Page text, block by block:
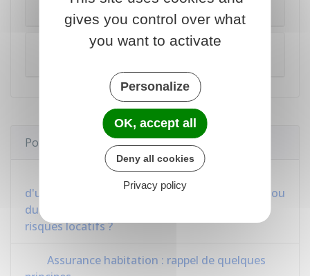
Résiliation du bail
Souscription d'une assurance "risques
Pour en savoir plus
Dans le cadre d'un contrat de location et
d'un contrat de sous-location, qui du locataire ou
du sous-locataire doit s'assurer contre les
risques locatifs ?
Assurance habitation : rappel de quelques
gives you control over what
you want to activate
Personalize
OK, accept all
Deny all cookies
Privacy policy